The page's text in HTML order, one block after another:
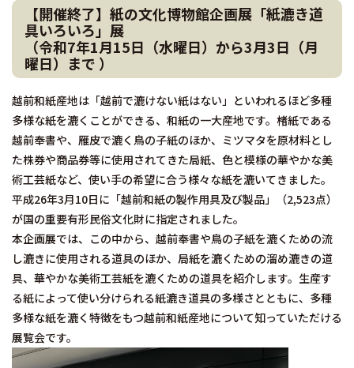
【開催終了】紙の文化博物館企画展「紙漉き道
具いろいろ」展
（令和7年1月15日（水曜日）から3月3日（月
曜日）まで ）
越前和紙産地は「越前で漉けない紙はない」といわれるほど多種
多様な紙を漉くことができる、和紙の一大産地です。楮紙である
越前奉書や、雁皮で漉く鳥の子紙のほか、ミツマタを原材料とし
た株券や商品券等に使用されてきた局紙、色と模様の華やかな美
術工芸紙など、使い手の希望に合う様々な紙を漉いてきました。
平成26年3月10日に「越前和紙の製作用具及び製品」（2,523点）
が国の重要有形民俗文化財に指定されました。
本企画展では、この中から、越前奉書や鳥の子紙を漉くための流
し漉きに使用される道具のほか、局紙を漉くための溜め漉きの道
具、華やかな美術工芸紙を漉くための道具を紹介します。生産す
る紙によって使い分けられる紙漉き道具の多様さとともに、多種
多様な紙を漉く特徴をもつ越前和紙産地について知っていただける
展覧会です。